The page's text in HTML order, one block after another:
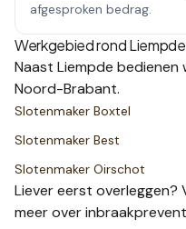
afgesproken bedrag.
Werkgebied rondLiempde
Naast Liempde bedienen
Noord-Brabant.
Slotenmaker Boxtel
Slotenmaker Best
Slotenmaker Oirschot
Liever eerst overleggen?
meer over